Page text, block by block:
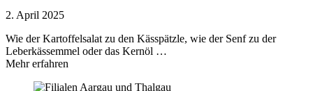
2. April 2025
Wie der Kartoffelsalat zu den Kässpätzle, wie der Senf zu der
Leberkässemmel oder das Kernöl …
Mehr erfahren